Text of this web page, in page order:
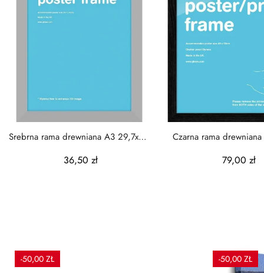
Srebrna rama drewniana A3 29,7x42
36,50 zł
Czarna rama
79,00 zł
-50,00 ZŁ -50,00 ZŁ